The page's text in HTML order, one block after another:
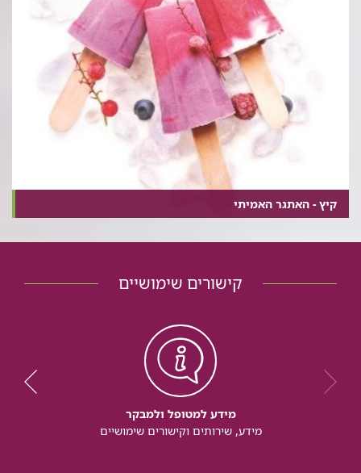
קיץ - האתגר האמיתי
קישורים שימושיים
מידע למטופל ולמבקר
מידע, שירותים וקישורים שימושיים